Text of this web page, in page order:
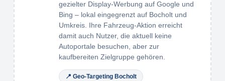
gezielter Display-Werbung auf Google und
Bing – lokal eingegrenzt auf Bocholt und
Umkreis. Ihre Fahrzeug-Aktion erreicht
damit auch Nutzer, die aktuell keine
Autoportale besuchen, aber zur
kaufbereiten Zielgruppe gehören.
📍 Geo-Targeting Bocholt